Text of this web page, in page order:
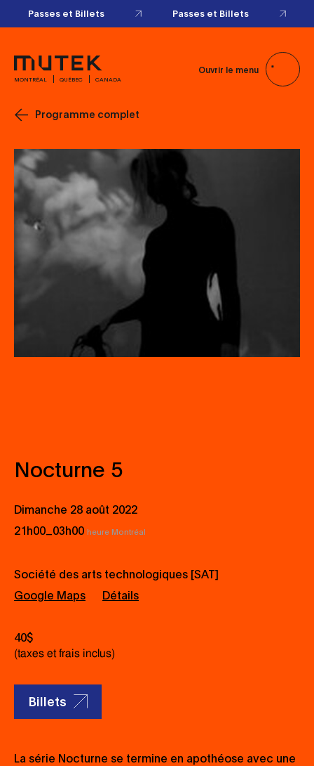
Passes et Billets Passes et Billets
MONTRÉAL QUÉBEC CANADA
Ouvrir le menu
Programme complet
Nocturne 5
Dimanche 28 août 2022
21h00 03h00 heure Montréal
Société des arts technologiques [SAT]
Google Maps
Détails
40$
(taxes et frais inclus)
Billets
La série Nocturne se termine en apothéose avec une